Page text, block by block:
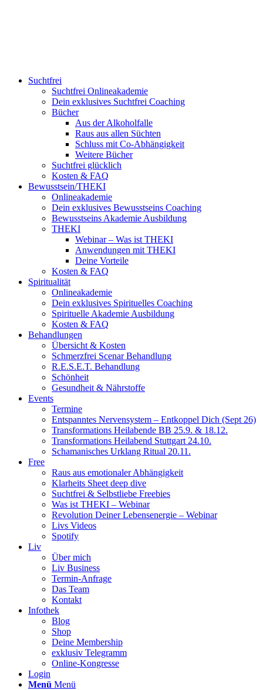
Suchtfrei
Suchtfrei Onlineakademie
Dein exklusives Suchtfrei Coaching
Bücher
Aus der Alkoholfalle
Raus aus allen Süchten
Schluss mit Co-Abhängigkeit
Weitere Bücher
Suchtfrei glücklich
Kosten & FAQ
Bewusstsein/THEKI
Onlineakademie
Dein exklusives Bewusstseins Coaching
Bewusstseins Akademie Ausbildung
THEKI
Webinar – Was ist THEKI
Anwendungen mit THEKI
Deine Vorteile
Kosten & FAQ
Spiritualität
Onlineakademie
Dein exklusives Spirituelles Coaching
Spirituelle Akademie Ausbildung
Kosten & FAQ
Behandlungen
Übersicht & Kosten
Schmerzfrei Scenar Behandlung
R.E.S.E.T. Behandlung
Schönheit
Gesundheit & Nährstoffe
Events
Termine
Entspanntes Nervensystem – Entkoppel Dich (Sept 26)
Transformations Heilabende BB 25.9. & 18.12.
Transformations Heilabend Stuttgart 24.10.
Schamanisches Urklang Ritual 20.11.
Free
Raus aus emotionaler Abhängigkeit
Klarheits Sheet deep dive
Suchtfrei & Selbstliebe Freebies
Was ist THEKI – Webinar
Revolution Deiner Lebensenergie – Webinar
Livs Videos
Spotify
Liv
Über mich
Liv Business
Termin-Anfrage
Das Team
Kontakt
Infothek
Blog
Shop
Deine Membership
exklusiv Telegramm
Online-Kongresse
Login
Menü Menü